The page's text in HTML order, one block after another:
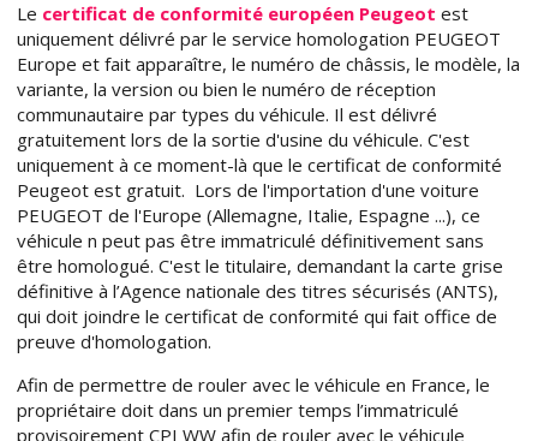
Le certificat de conformité européen Peugeot est
uniquement délivré par le service homologation PEUGEOT
Europe et fait apparaître, le numéro de châssis, le modèle, la
variante, la version ou bien le numéro de réception
communautaire par types du véhicule. Il est délivré
gratuitement lors de la sortie d'usine du véhicule. C'est
uniquement à ce moment-là que le certificat de conformité
Peugeot est gratuit. Lors de l'importation d'une voiture
PEUGEOT de l'Europe (Allemagne, Italie, Espagne ...), ce
véhicule n peut pas être immatriculé définitivement sans
être homologué. C'est le titulaire, demandant la carte grise
définitive à l’Agence nationale des titres sécurisés (ANTS),
qui doit joindre le certificat de conformité qui fait office de
preuve d'homologation.
Afin de permettre de rouler avec le véhicule en France, le
propriétaire doit dans un premier temps l’immatriculé
provisoirement CPI WW afin de rouler avec le véhicule